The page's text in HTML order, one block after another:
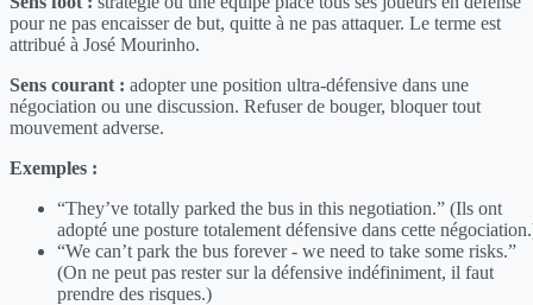
pour ne pas encaisser de but, quitte à ne pas attaquer. Le terme est
attribué à José Mourinho.
Sens courant : adopter une position ultra-défensive dans une
négociation ou une discussion. Refuser de bouger, bloquer tout
mouvement adverse.
Exemples :
“They’ve totally parked the bus in this negotiation.” (Ils ont
adopté une posture totalement défensive dans cette
“We can’t park the bus forever - we need to take some risks.”
(On ne peut pas rester sur la défensive indéfiniment, il faut
prendre des risques.)